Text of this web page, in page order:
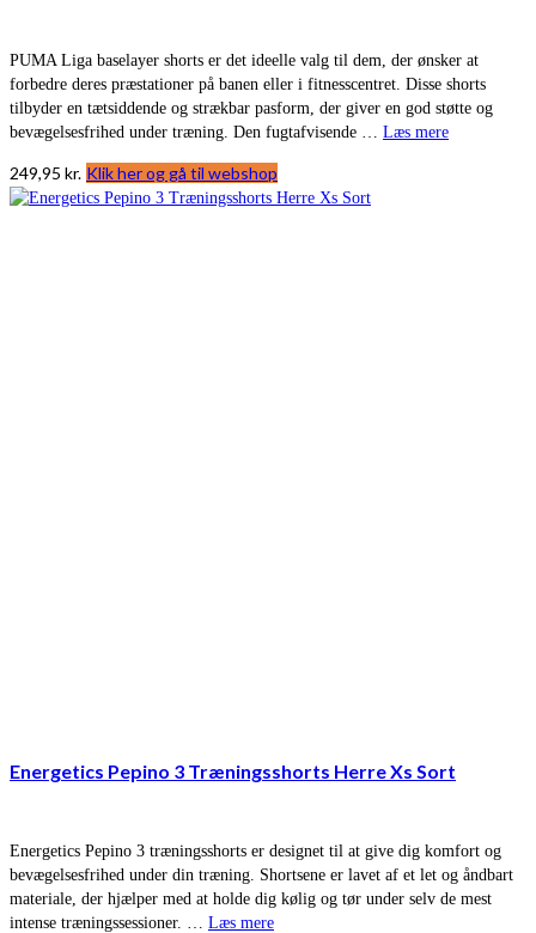
PUMA Liga baselayer shorts er det ideelle valg til dem, der ønsker at
forbedre deres præstationer på banen eller i fitnesscentret. Disse shorts
tilbyder en tætsiddende og strækbar pasform, der giver en god støtte og
bevægelsesfrihed under træning. Den fugtafvisende … Læs mere
249,95 kr. Klik her og gå til webshop
Energetics Pepino 3 Træningsshorts Herre Xs Sort
Energetics Pepino 3 træningsshorts er designet til at give dig komfort og
bevægelsesfrihed under din træning. Shortsene er lavet af et let og åndbart
materiale, der hjælper med at holde dig kølig og tør under selv de mest
intense træningssessioner. … Læs mere